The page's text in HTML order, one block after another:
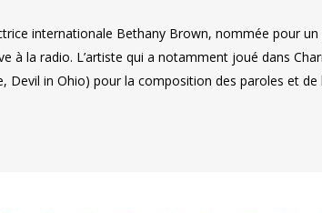
internationale Bethany Brown, nommée pour
à la radio. L’artiste qui a notamment joué dans
Devil in Ohio) pour la composition des paroles et